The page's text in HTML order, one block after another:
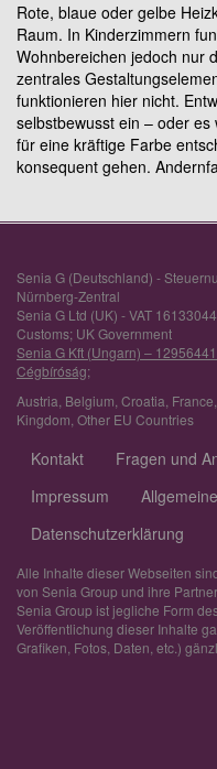
Rote, blaue oder gelbe
Raum. In Kinderzimmern
Wohnbereichen jedoch nur
zentrales
funktionieren hier nicht.
selbstbewusst ein – oder
für eine kräftige Farbe
konsequent gehen.
Senia G (Deutschland) -
Nürnberg-Zentral
Senia G Ltd (UK) - VAT
Customs; UK Government
Senia G Kft (Ungarn) –
Cégbíróság;
Austria Belgium Croatia France
Kingdom Other EU Countries
Kontakt Fragen und
Impressum
Datenschutzerklärung
Alle Inhalte dieser Webseiten
von Senia Group und ihre
Senia Group ist jegliche Form
Veröffentlichung dieser Inhalte
Grafiken, Fotos, Daten, etc.)